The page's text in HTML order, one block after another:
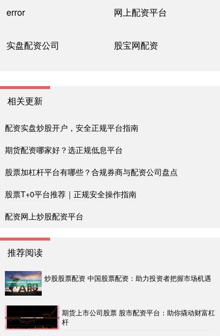
error 网上配资平台
实盘配资公司 股宝网配资
相关更新
配资实盘炒股开户，安全正规平台指南
期货配资哪家好？选正规低息平台
股票加杠杆平台有哪些？合规券商与配资公司盘点
股票T+0平台推荐｜正规安全操作指南
配资网上炒股配资平台
推荐阅读
炒股股票配资 中国股票配资：助力投资者把握市场机遇
期货上市公司股票 股市配资平台：助你撬动财富杠
杆